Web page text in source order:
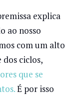
explica
ao nosso
com um alto
ciclos,
que se
É por isso